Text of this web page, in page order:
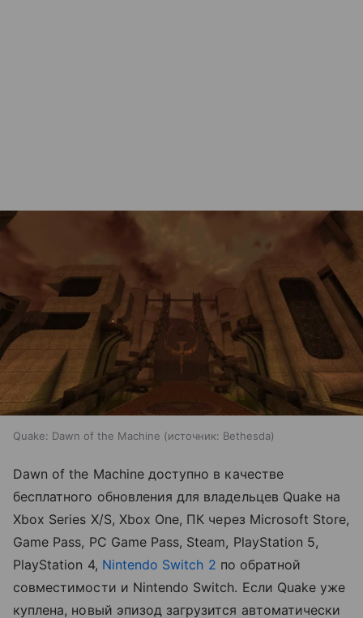
Quake: Dawn of the Machine источник: Bethesda
Dawn of the Machine доступно в качестве
бесплатного обновления для владельцев Quake на
Xbox Series X/S, Xbox One, ПК через Microsoft Store,
Game Pass, PC Game Pass, Steam, PlayStation 5,
PlayStation 4, Nintendo Switch 2 по обратной
совместимости и Nintendo Switch. Если Quake уже
куплена, новый эпизод загрузится автоматически